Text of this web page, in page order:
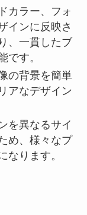
カラー、フォ
インに反映さ
、一貫したブ
です。
の背景を簡単
アなデザイン
を異なるサイ
め、様々なプ
なります。